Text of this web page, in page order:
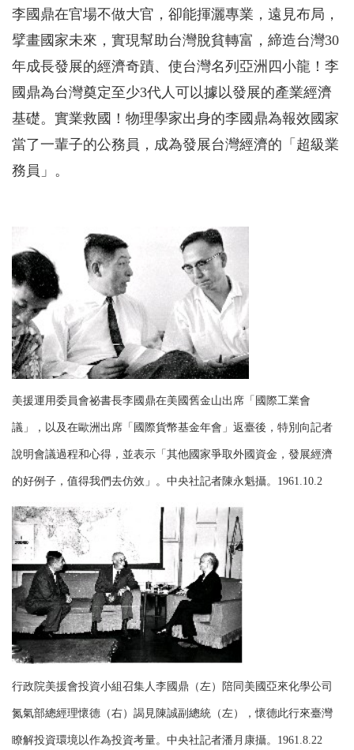
李國鼎在官場不做大官，卻能揮灑專業，遠見布局，
擘畫國家未來，實現幫助台灣脫貧轉富，締造台灣30
年成長發展的經濟奇蹟、使台灣名列亞洲四小龍！李
國鼎為台灣奠定至少3代人可以據以發展的產業經濟
基礎。實業救國！物理學家出身的李國鼎為報效國家
當了一輩子的公務員，成為發展台灣經濟的「超級業
務員」。
美援運用委員會祕書長李國鼎在美國舊金山出席「國際工業會
議」，以及在歐洲出席「國際貨幣基金年會」返臺後，特別向記者
說明會議過程和心得，並表示「其他國家爭取外國資金，發展經濟
的好例子，值得我們去仿效」。中央社記者陳永魁攝。1961.10.2
行政院美援會投資小組召集人李國鼎（左）陪同美國亞來化學公司
氮氣部總經理懷德（右）謁見陳誠副總統（左），懷德此行來臺灣
瞭解投資環境以作為投資考量。中央社記者潘月康攝。1961.8.22